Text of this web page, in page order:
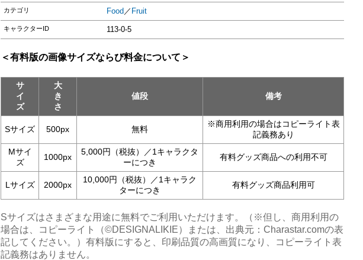
カテゴリ Food ／ Fruit
キャラクターID 113-0-5
＜有料版の画像サイズならび料金について＞
サ
イ
ズ
大
き
さ
値段 備考
Sサイズ 500px 無料
※商用利用の場合はコピーライト表
記義務あり
Mサイ
ズ
1000px
5,000円（税抜）／1キャラクタ
ーにつき
有料グッズ商品への利用不可
Lサイズ 2000px
10,000円（税抜）／1キャラク
ターにつき
有料グッズ商品利用可
Sサイズはさまざまな用途に無料でご利用いただけます。（※但し、商用利用の
場合は、コピーライト（©︎DESIGNALIKIE）または、出典元：Charastar.comの表
記してください。）有料版にすると、印刷品質の高画質になり、コピーライト表
記義務はありません。